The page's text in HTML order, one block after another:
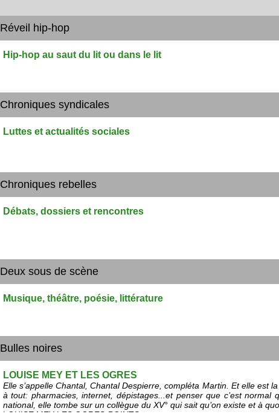
Réveil hip-hop
Hip-hop au saut du lit ou dans le lit
Chroniques syndicales
Luttes et actualités sociales
Chroniques rebelles
Débats, dossiers et rencontres
Deux sous de scène
Musique, théâtre, poésie, littérature
Bulles noires
LOUISE MEY ET LES OGRES
Elle s’appelle Chantal, Chantal Despierre, compléta Martin. Et elle
à tout: pharmacies, internet, dépistages...et penser que c’est normal
national, elle tombe sur un collègue du XV° qui sait qu’on existe et à
LOUISE MEY-LES OGRES-POINTS